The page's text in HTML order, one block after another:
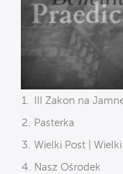
III Zakon na
Pasterka
Wielki Post |
Nasz Ośrodek